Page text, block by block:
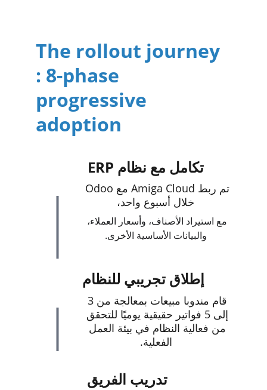
The rollout journey
: 8-phase
progressive
adoption
تكامل مع نظام ERP
خلال أسبوع واحد،
مع استيراد الأصناف، وأسعار العملاء،
والبيانات الأساسية الأخرى.
إطلاق تجريبي للنظام
قام مندوبا مبيعات بمعالجة من 3
إلى 5 فواتير حقيقية يوميًا للتحقق
من فعالية النظام في بيئة العمل
الفعلية.
تدريب الفريق